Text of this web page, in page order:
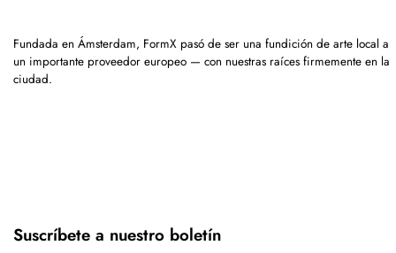
Fundada en Ámsterdam, FormX pasó de ser una fundición de arte local a
un importante proveedor europeo — con nuestras raíces firmemente en la
ciudad.
Suscríbete a nuestro boletín